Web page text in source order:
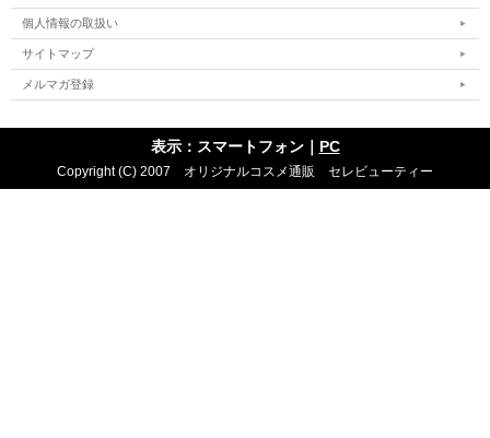
個人情報の取扱い
サイトマップ
メルマガ登録
表示：スマートフォン｜ PC
Copyright (C) 2007 オリジナルコスメ通販 セレビューティー